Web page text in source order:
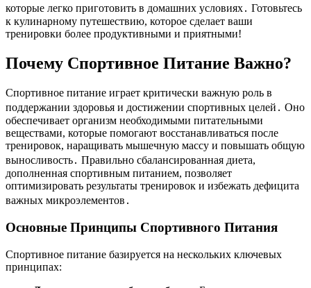
которые легко приготовить в домашних условиях․ Готовьтесь
к кулинарному путешествию, которое сделает ваши
тренировки более продуктивными и приятными!
Почему Спортивное Питание Важно?
Спортивное питание играет критически важную роль в
поддержании здоровья и достижении спортивных целей․ Оно
обеспечивает организм необходимыми питательными
веществами, которые помогают восстанавливаться после
тренировок, наращивать мышечную массу и повышать общую
выносливость․ Правильно сбалансированная диета,
дополненная спортивным питанием, позволяет
оптимизировать результаты тренировок и избежать дефицита
важных микроэлементов․
Основные Принципы Спортивного Питания
Спортивное питание базируется на нескольких ключевых
принципах: